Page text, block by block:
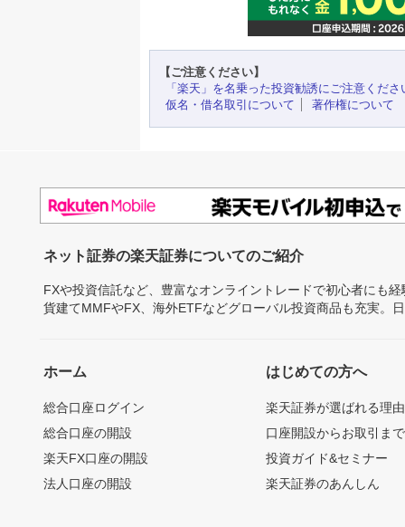
【ご注意ください】
「楽天」を名乗った投資勧誘にご注意くださ
仮名・借名取引について
著作権について
ネット証券の楽天証券についてのご紹介
FXや投資信託など、豊富なオンライントレードで初心者にも
貨建てMMFやFX、海外ETFなどグローバル投資商品も充実。
ホーム
総合口座ログイン
総合口座の開設
楽天FX口座の開設
法人口座の開設
はじめての方へ
楽天証券が選ばれる理由
口座開設からお取引ま
投資ガイド&セミナー
楽天証券のあんしん